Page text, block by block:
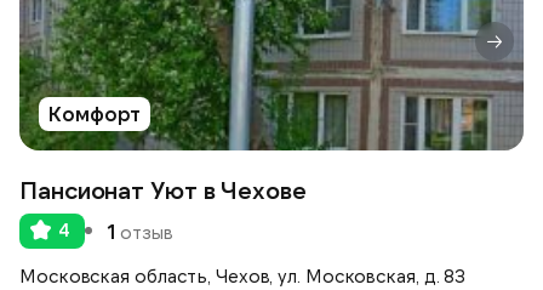
Комфорт
Пансионат Уют в Чехове
4 1 отзыв
Московская область, Чехов, ул. Московская, д. 83